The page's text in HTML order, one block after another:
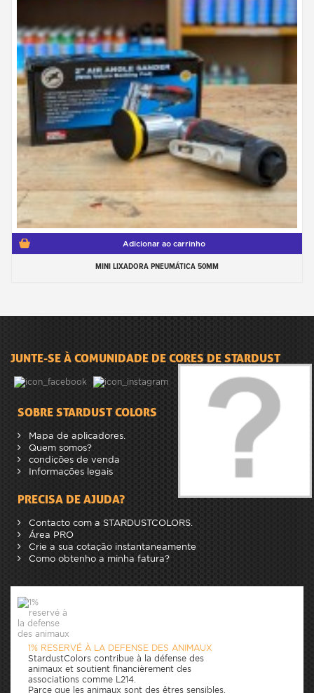
Adicionar ao carrinho
MINI LIXADORA PNEUMÁTICA 50MM
JUNTE-SE À COMUNIDADE DE CORES DE STARDUST
SOBRE STARDUST COLORS
Mapa de aplicadores.
Quem somos?
condições de venda
Informações legais
PRECISA DE AJUDA?
Contacto com a STARDUSTCOLORS.
Área PRO
Crie a sua cotação instantaneamente
Como obtenho a minha fatura?
1% RESERVÉ À LA DEFENSE DES ANIMAUX
StardustColors contribue à la défense des
animaux et soutient financièrement des
associations comme L214.
Parce que les animaux sont des êtres sensibles,